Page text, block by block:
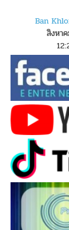
Ban
สิงหา
12: